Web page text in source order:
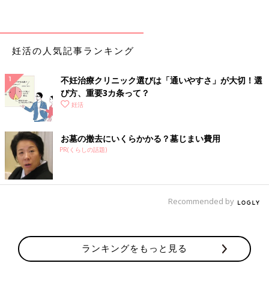
妊活の人気記事ランキング
不妊治療クリニック選びは「通いやすさ」が大切！選
び方、重要3カ条って？
妊活
お墓の撤去にいくらかかる？墓じまい費用
PR(くらしの話題)
Recommended by
ランキングをもっと見る